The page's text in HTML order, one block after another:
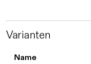
Varianten
Name